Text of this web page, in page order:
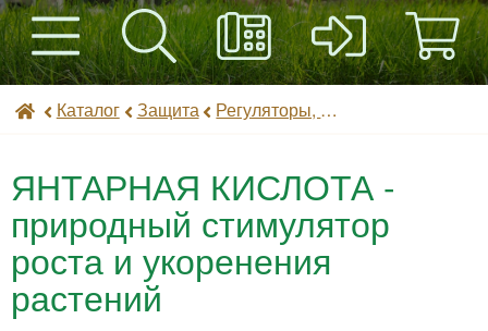
Каталог
Оплата
Контакты
+7(495) 597-82-01
Найти
Мир газонов
Каталог Защита Регуляторы, стимуляторы роста, микроудобрения
ЯНТАРНАЯ КИСЛОТА -
природный стимулятор
роста и укоренения
растений